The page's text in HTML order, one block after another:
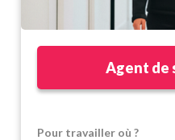
Agent de
Pour travailler où ?